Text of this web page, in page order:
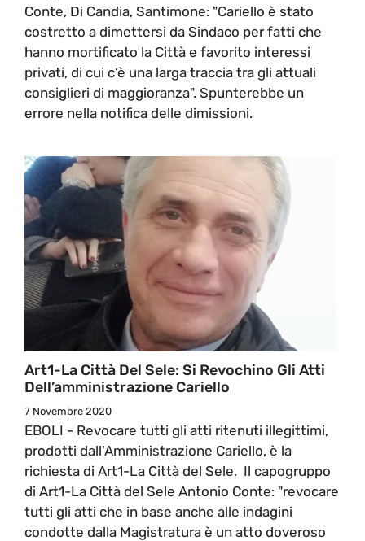
Conte, Di Candia, Santimone: "Cariello è stato
costretto a dimettersi da Sindaco per fatti che
hanno mortificato la Città e favorito interessi
privati, di cui c’è una larga traccia tra gli attuali
consiglieri di maggioranza". Spunterebbe un
errore nella notifica delle dimissioni.
Art1-La Città Del Sele: Si Revochino Gli Atti
Dell’amministrazione Cariello
7 Novembre 2020
EBOLI - Revocare tutti gli atti ritenuti illegittimi,
prodotti dall'Amministrazione Cariello, è la
richiesta di Art1-La Città del Sele. Il capogruppo
di Art1-La Città del Sele Antonio Conte: "revocare
tutti gli atti che in base anche alle indagini
condotte dalla Magistratura è un atto doveroso